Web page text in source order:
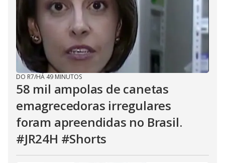
DO R7/HÁ 49 MINUTOS
58 mil ampolas de canetas
emagrecedoras irregulares
foram apreendidas no Brasil.
#JR24H #Shorts